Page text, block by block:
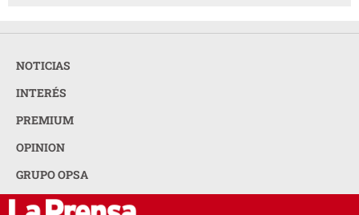
NOTICIAS
INTERÉS
PREMIUM
OPINION
GRUPO OPSA